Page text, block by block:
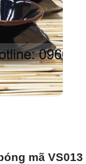
mã VS013